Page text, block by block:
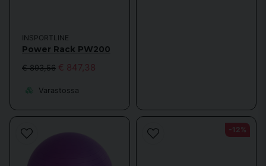
INSPORTLINE
Power Rack PW200
€ 893,56 € 847,38
Varastossa
-12%